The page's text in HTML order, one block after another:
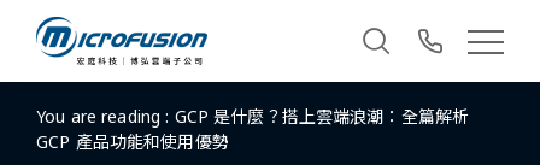
You are reading : GCP 是什麼？搭上雲端浪潮：全篇解析
GCP 產品功能和使用優勢